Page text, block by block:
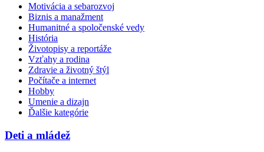
Motivácia a sebarozvoj
Biznis a manažment
Humanitné a spoločenské vedy
História
Životopisy a reportáže
Vzťahy a rodina
Zdravie a životný štýl
Počítače a internet
Hobby
Umenie a dizajn
Ďalšie kategórie
Deti a mládež